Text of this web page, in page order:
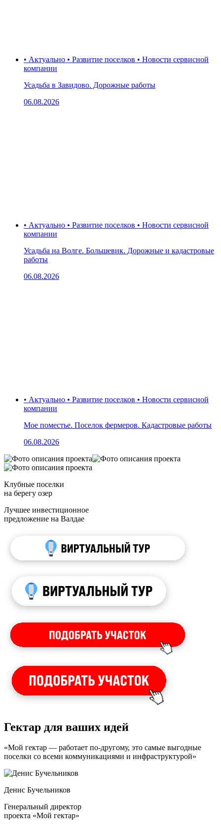
• Актуально • Развитие поселков • Новости сервисной
компании
Усадьба в Завидово. Дорожные работы
06.08.2026
• Актуально • Развитие поселков • Новости сервисной
компании
Усадьба на Волге. Большевик. Дорожные и кадастровые
работы
06.08.2026
• Актуально • Развитие поселков • Новости сервисной
компании
Мое поместье. Поселок фермеров. Кадастровые работы
06.08.2026
Клубные поселки
на берегу озер
Лучшее инвестиционное
предложение на Валдае
Гектар для ваших идей
«Мой гектар — работает по-другому, это самые выгодные
поселки со всеми коммуникациями и инфраструктурой»
Денис Бучельников
Генеральный директор
проекта «Мой гектар»